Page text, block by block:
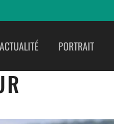
PORTRAIT